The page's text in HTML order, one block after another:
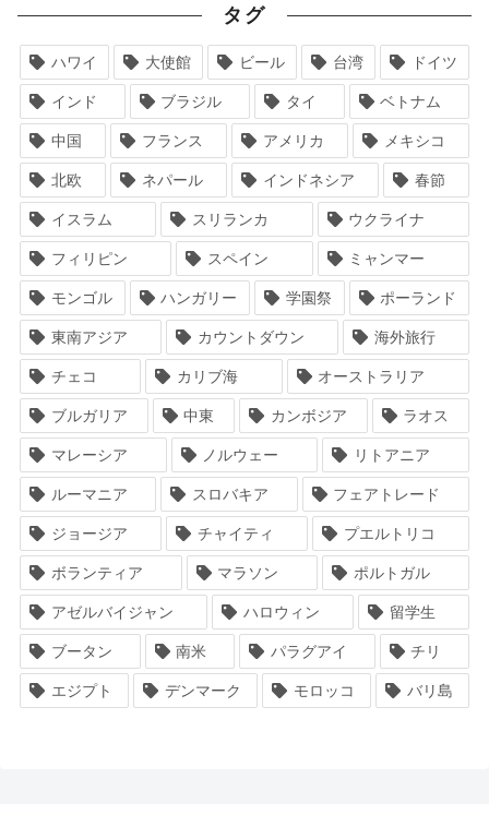
タグ
ハワイ 大使館 ビール 台湾 ドイツ
インド ブラジル タイ ベトナム
中国 フランス アメリカ メキシコ
北欧 ネパール インドネシア 春節
イスラム スリランカ ウクライナ
フィリピン スペイン ミャンマー
モンゴル ハンガリー 学園祭 ポーランド
東南アジア カウントダウン 海外旅行
チェコ カリブ海 オーストラリア
ブルガリア 中東 カンボジア ラオス
マレーシア ノルウェー リトアニア
ルーマニア スロバキア フェアトレード
ジョージア チャイティ プエルトリコ
ボランティア マラソン ポルトガル
アゼルバイジャン ハロウィン 留学生
ブータン 南米 パラグアイ チリ
エジプト デンマーク モロッコ バリ島